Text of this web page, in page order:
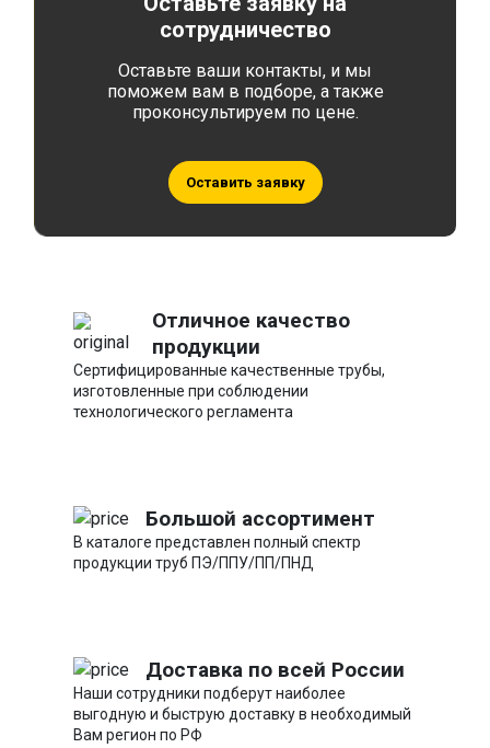
сотрудничество
Оставьте ваши контакты, и мы
поможем вам в подборе, а также
проконсультируем по цене.
Оставить заявку
Отличное качество
продукции
Сертифицированные качественные трубы,
изготовленные при соблюдении
технологического регламента
Большой ассортимент
В каталоге представлен полный спектр
продукции труб ПЭ/ППУ/ПП/ПНД
Доставка по всей России
Наши сотрудники подберут наиболее
выгодную и быструю доставку в необходимый
Вам регион по РФ